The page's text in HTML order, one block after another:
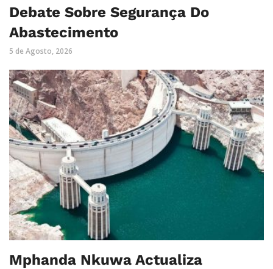
Debate Sobre Segurança Do
Abastecimento
5 de Agosto, 2026
Mphanda Nkuwa Actualiza